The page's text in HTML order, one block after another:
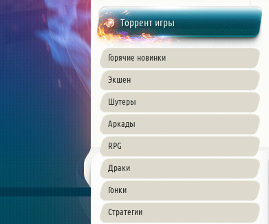
Торрент игры
Горячие новинки
Экшен
Шутеры
Аркады
RPG
Драки
Гонки
Стратегии